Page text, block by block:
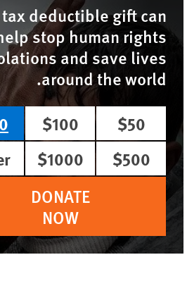
tax deductible gift can
stop human rights
and save lives
around the world.
$50
$100
$500
$1000
DONATE
NOW